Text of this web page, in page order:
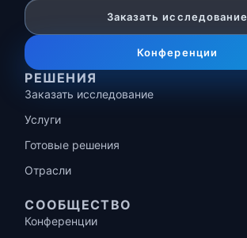
Заказать исследование
Конференции
РЕШЕНИЯ
Заказать исследование
Услуги
Готовые решения
Отрасли
СООБЩЕСТВО
Конференции